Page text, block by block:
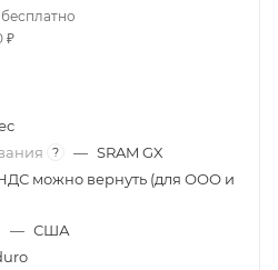
₽
? — SRAM GX
можно вернуть (для ООО и
— США